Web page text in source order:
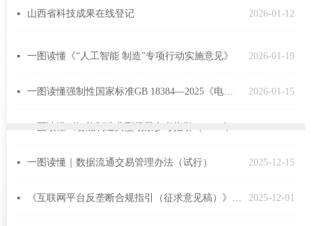
2026-01-12
넷 山西省科技成果在线登记
2026-01-19
넷 一图读懂《“人工智能 制造”专项行动实施意见》
2026-01-15
넷 一图读懂强制性国家标准GB 18384—2025《电动汽车安全要求》
2025-12-15
넷 一图读懂｜数据流通交易管理办法（试行）
2025-12-01
넷 《互联网平台反垄断合规指引（征求意见稿）》解读